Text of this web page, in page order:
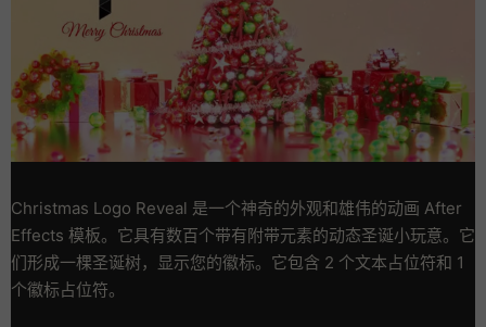
Christmas Logo Reveal 是一个神奇的外观和雄伟的动画 After
Effects 模板。它具有数百个带有附带元素的动态圣诞小玩意。它
们形成一棵圣诞树，显示您的徽标。它包含 2 个文本占位符和 1
个徽标占位符。